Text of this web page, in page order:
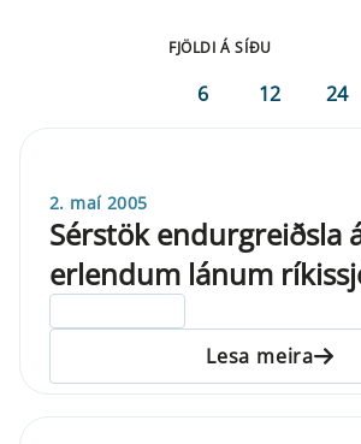
FJÖLDI Á SÍÐU
6 12 24
2. maí 2005
Sérstök endurgreiðsla
erlendum lánum
Lesa meira